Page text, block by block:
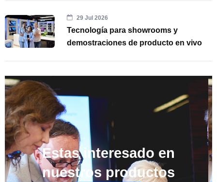
29 Jul 2026
Tecnología para showrooms y
demostraciones de producto en vivo
Estas interesado en
nuestros productos